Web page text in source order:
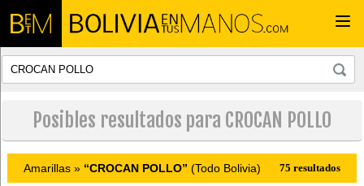
Posibles resultados para CROCAN POLLO
Amarillas » “CROCAN POLLO” (Todo Bolivia) 75 resultados